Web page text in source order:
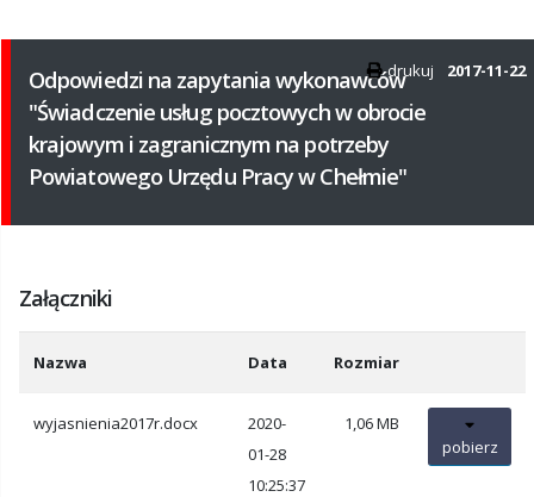
drukuj 2017-11-22
Odpowiedzi na zapytania wykonawców
"Świadczenie usług pocztowych w obrocie
krajowym i zagranicznym na potrzeby
Powiatowego Urzędu Pracy w Chełmie"
Załączniki
Nazwa Data Rozmiar
wyjasnienia2017r.docx
2020-
01-28
10:25:37
1,06 MB
pobierz